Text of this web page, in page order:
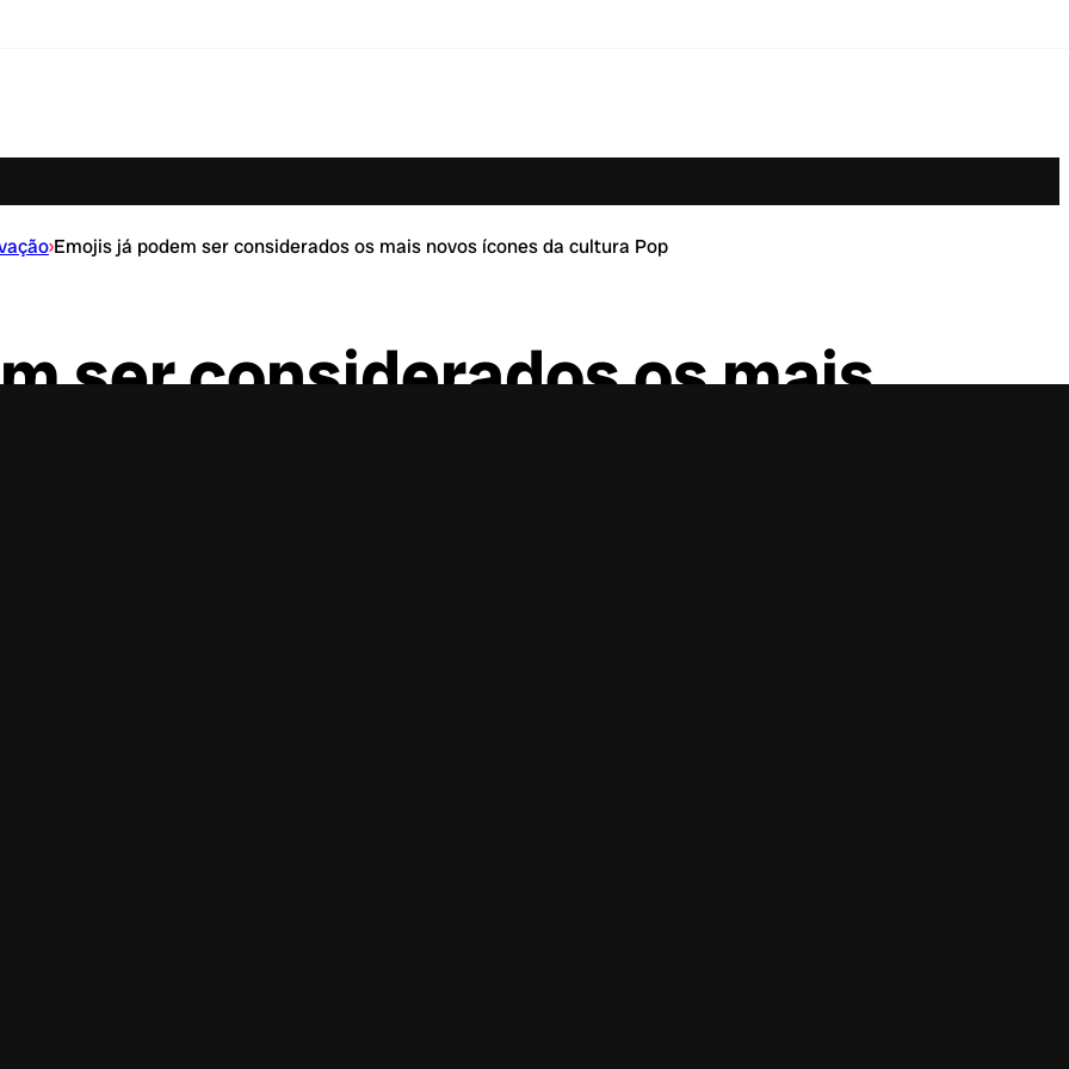
›Emojis já podem ser considerados os mais novos ícones da cultura Pop
ser considerados os mais